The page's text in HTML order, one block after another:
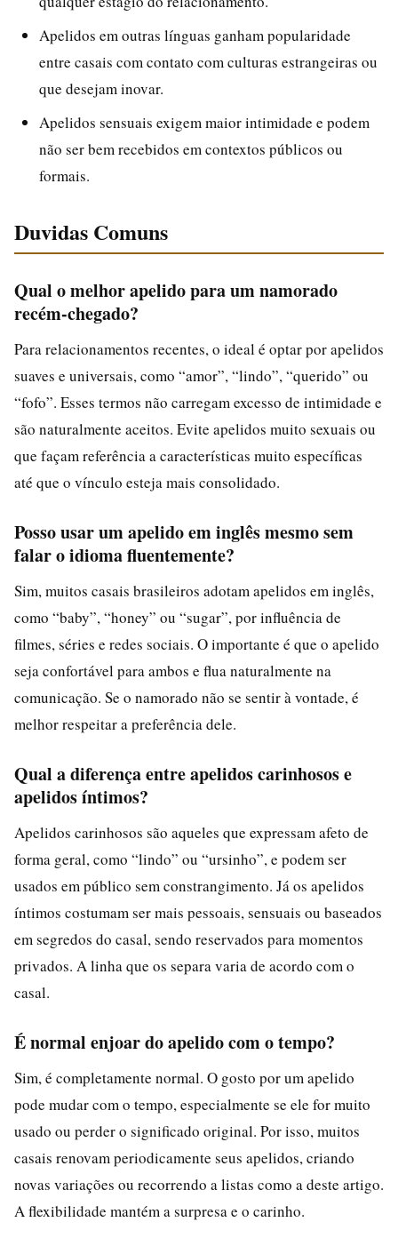
Apelidos em outras línguas ganham popularidade
entre casais com contato com culturas estrangeiras ou
que desejam inovar.
Apelidos sensuais exigem maior intimidade e podem
não ser bem recebidos em contextos públicos ou
formais.
Duvidas Comuns
Qual o melhor apelido para um namorado
recém-chegado?
Para relacionamentos recentes, o ideal é optar por apelidos
suaves e universais, como “amor”, “lindo”, “querido” ou
“fofo”. Esses termos não carregam excesso de intimidade e
são naturalmente aceitos. Evite apelidos muito sexuais ou
que façam referência a características muito específicas
até que o vínculo esteja mais consolidado.
Posso usar um apelido em inglês mesmo sem
falar o idioma fluentemente?
Sim, muitos casais brasileiros adotam apelidos em inglês,
como “baby”, “honey” ou “sugar”, por influência de
filmes, séries e redes sociais. O importante é que o apelido
seja confortável para ambos e flua naturalmente na
comunicação. Se o namorado não se sentir à vontade, é
melhor respeitar a preferência dele.
Qual a diferença entre apelidos carinhosos e
apelidos íntimos?
Apelidos carinhosos são aqueles que expressam afeto de
forma geral, como “lindo” ou “ursinho”, e podem ser
usados em público sem constrangimento. Já os apelidos
íntimos costumam ser mais pessoais, sensuais ou baseados
em segredos do casal, sendo reservados para momentos
privados. A linha que os separa varia de acordo com o
casal.
É normal enjoar do apelido com o tempo?
Sim, é completamente normal. O gosto por um apelido
pode mudar com o tempo, especialmente se ele for muito
usado ou perder o significado original. Por isso, muitos
casais renovam periodicamente seus apelidos, criando
novas variações ou recorrendo a listas como a deste artigo.
A flexibilidade mantém a surpresa e o carinho.